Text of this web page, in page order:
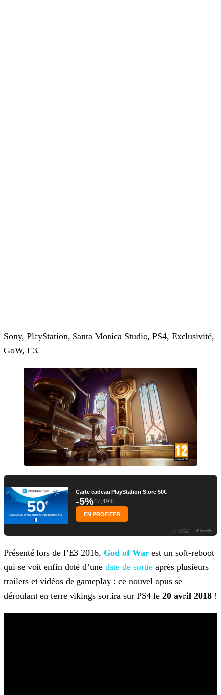
Sony, PlayStation, Santa Monica Studio, PS4, Exclusivité,
GoW, E3.
Carte cadeau PlayStation Store 50€
-5%47,49 €
EN PROFITER
Présenté lors de l’E3 2016, God of War est un soft-reboot
qui se voit enfin doté d’une date de sortie après plusieurs
trailers et vidéos de gameplay : ce nouvel opus se
déroulant en terre vikings sortira sur PS4 le 20 avril 2018 !